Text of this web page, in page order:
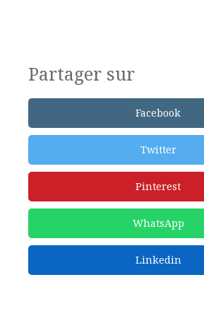
Partager sur
Facebook
Twitter
Pinterest
WhatsApp
Linkedin